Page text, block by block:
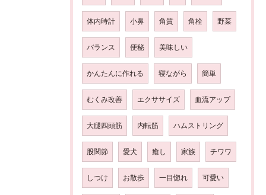
体内時計 小鼻 角質 角栓 野菜
バランス 便秘 美味しい
かんたんに作れる 寝ながら 簡単
むくみ改善 エクササイズ 血流アップ
大腿四頭筋 内転筋 ハムストリング
股関節 愛犬 癒し 家族 チワワ
しつけ お散歩 一目惚れ 可愛い